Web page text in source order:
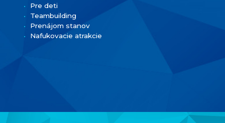
Pre deti
Teambuilding
Prenájom stanov
Nafukovacie atrakcie